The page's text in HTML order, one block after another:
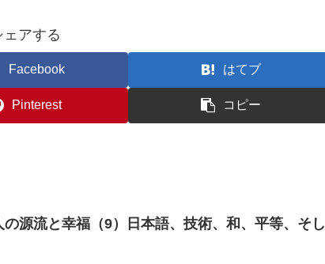
ェアする
Facebook はてブ
Pinterest コピー
源流と幸福（9）日本語、技術、和、平等、そし